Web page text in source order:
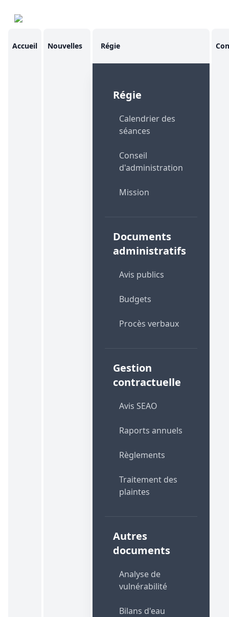
Accueil Nouvelles Régie
Régie
Calendrier des
séances
Conseil
d'administration
Mission
Documents
administratifs
Avis publics
Budgets
Procès verbaux
Gestion
contractuelle
Avis SEAO
Raports annuels
Règlements
Traitement des
plaintes
Autres
documents
Analyse de
vulnérabilité
Bilans d'eau